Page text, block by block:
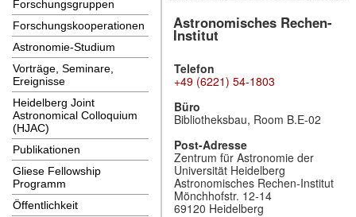
Forschungsgruppen
Forschungskooperationen
Astronomie-Studium
Vorträge, Seminare,
Ereignisse
Heidelberg Joint
Astronomical Colloquium
(HJAC)
Publikationen
Gliese Fellowship
Programm
Öffentlichkeit
Astronomisches Rechen-
Institut
Telefon
+49 (6221) 54-1803
Büro
Bibliotheksbau, Room B.E-02
Post-Adresse
Zentrum für Astronomie der
Universität Heidelberg
Astronomisches Rechen-Institut
Mönchhofstr. 12-14
69120 Heidelberg